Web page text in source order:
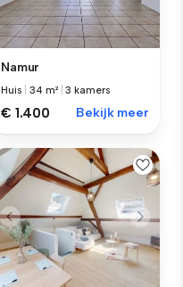
Namur
Huis |34 m² |3 kamers
€ 1.400 Bekijk meer